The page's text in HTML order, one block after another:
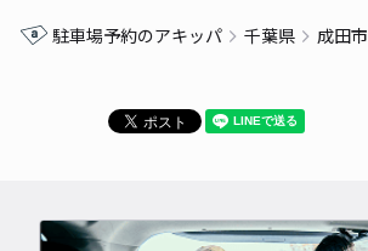
駐車場予約のアキッパ 千葉県 成田市